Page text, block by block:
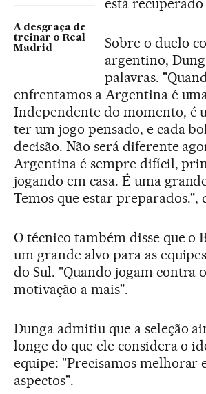
A desgraça de
treinar o Real
Madrid
está
Sobre o duelo
argentino,
palavras.
enfrentamos a Argentina é
Independente do momento, é
ter um jogo pensado, e cada
decisão. Não será diferente
Argentina é sempre difícil,
jogando em casa. É uma
Temos que estar preparados.",
O técnico também disse que o
um grande alvo para as
do Sul. "Quando jogam contra
motivação a mais".
Dunga admitiu que a seleção
longe do que ele considera o
equipe: "Precisamos melhorar
aspectos".